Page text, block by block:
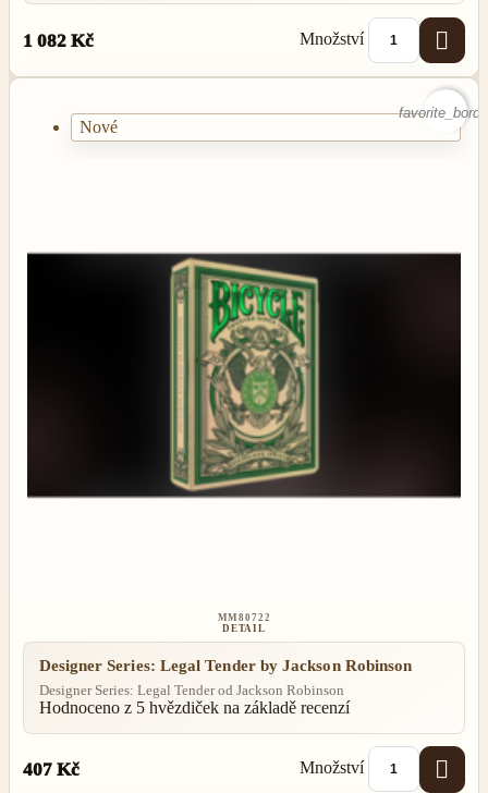
1 082 Kč Množství 
Nové
MM80722
DETAIL
Designer Series: Legal Tender by Jackson Robinson
Designer Series: Legal Tender od Jackson Robinson
Hodnoceno z 5 hvězdiček na základě recenzí
407 Kč Množství 